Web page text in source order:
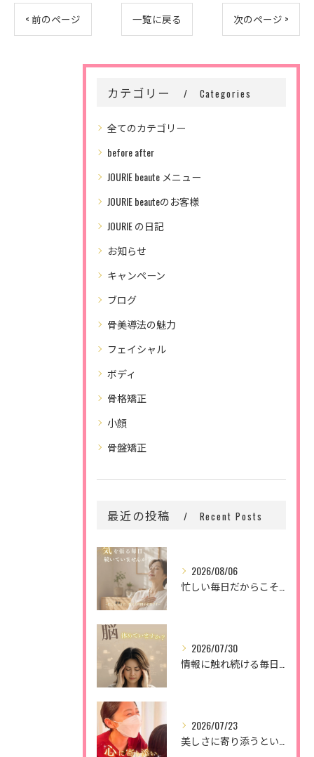
< 前のページ 一覧に戻る 次のページ >
カテゴリー Categories
全てのカテゴリー
before after
JOURIE beaute メニュー
JOURIE beauteのお客様
JOURIE の日記
お知らせ
キャンペーン
ブログ
骨美導法の魅力
フェイシャル
ボディ
骨格矯正
小顔
骨盤矯正
最近の投稿 Recent Posts
2026/08/06
忙しい毎日だからこそ、
2026/07/30
情報に触れ続ける毎日。
2026/07/23
美しさに寄り添うということ。